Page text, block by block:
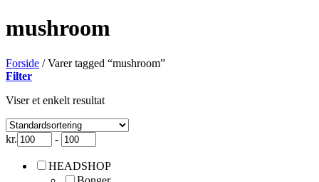
mushroom
Forside /Varer tagged “mushroom”
Filter
Viser et enkelt resultat
kr. -
HEADSHOP